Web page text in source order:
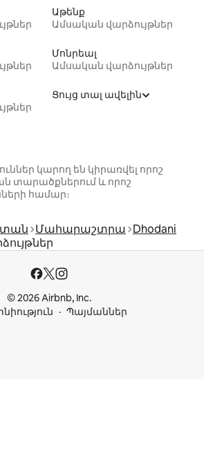
Աթենք
Ամսական վարձույթներ
Մոնրեալ
Ամսական վարձույթներ
Ցույց տալ ավելին
կարող են կիրառվել որոշ
տարածքներում և որոշ
համար։
Մահարաշտրա Dhodani
© 2026 Airbnb, Inc.
Պայմաններ